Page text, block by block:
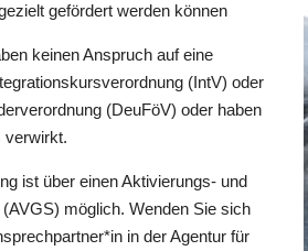
gefördert werden können
keinen Anspruch auf eine
(IntV) oder
(DeuFöV) oder haben
verwirkt.
ist über einen Aktivierungs- und
möglich. Wenden Sie sich
in der Agentur für